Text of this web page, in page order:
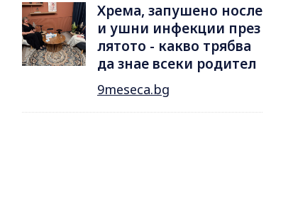
Хрема, запушено носле
и ушни инфекции през
лятотo - какво трябва
да знае всеки родител
9meseca.bg